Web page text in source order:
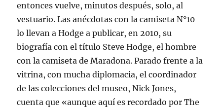
entonces vuelve, minutos después, solo, al
vestuario. Las anécdotas con la camiseta N°10
lo llevan a Hodge a publicar, en 2010, su
biografía con el título Steve Hodge, el hombre
con la camiseta de Maradona. Parado frente a la
vitrina, con mucha diplomacia, el coordinador
de las colecciones del museo, Nick Jones,
cuenta que «aunque aquí es recordado por The